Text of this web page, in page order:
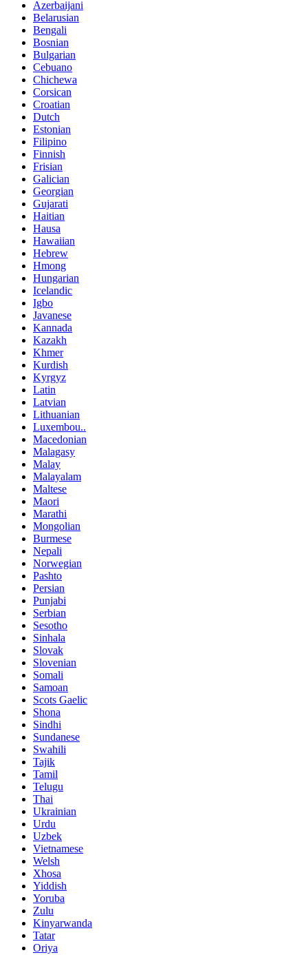
Azerbaijani
Belarusian
Bengali
Bosnian
Bulgarian
Cebuano
Chichewa
Corsican
Croatian
Dutch
Estonian
Filipino
Finnish
Frisian
Galician
Georgian
Gujarati
Haitian
Hausa
Hawaiian
Hebrew
Hmong
Hungarian
Icelandic
Igbo
Javanese
Kannada
Kazakh
Khmer
Kurdish
Kyrgyz
Latin
Latvian
Lithuanian
Luxembou..
Macedonian
Malagasy
Malay
Malayalam
Maltese
Maori
Marathi
Mongolian
Burmese
Nepali
Norwegian
Pashto
Persian
Punjabi
Serbian
Sesotho
Sinhala
Slovak
Slovenian
Somali
Samoan
Scots Gaelic
Shona
Sindhi
Sundanese
Swahili
Tajik
Tamil
Telugu
Thai
Ukrainian
Urdu
Uzbek
Vietnamese
Welsh
Xhosa
Yiddish
Yoruba
Zulu
Kinyarwanda
Tatar
Oriya